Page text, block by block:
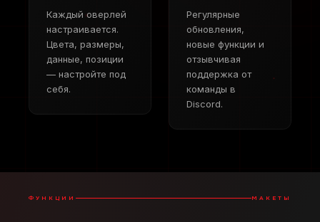
Каждый оверлей
настраивается.
Цвета, размеры,
данные, позиции
— настройте под
себя.
Регулярные
обновления,
новые функции и
отзывчивая
поддержка от
команды в
Discord.
ФУНКЦИИ МАКЕТЫ